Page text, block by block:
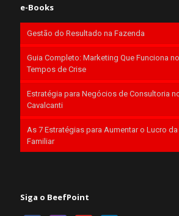
e-Books
Gestão do Resultado na Fazenda
Guia Completo: Marketing Que Funciona
Tempos de Crise
Estratégia para Negócios de Consultoria
Cavalcanti
As 7 Estratégias para Aumentar o Lucro da
Familiar
Siga o BeefPoint